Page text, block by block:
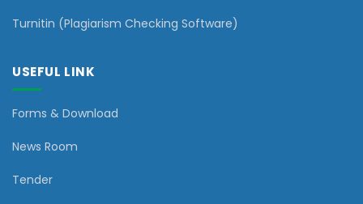
Turnitin (Plagiarism Checking Software)
USEFUL LINK
Forms & Download
News Room
Tender